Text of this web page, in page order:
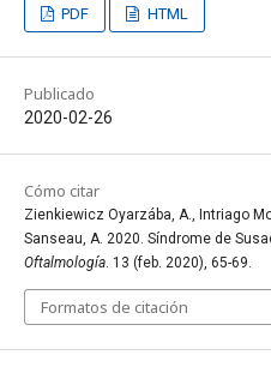
PDF HTML
Publicado
2020-02-26
Cómo citar
Zienkiewicz Oyarzába, A., Intriago
Sanseau, A. 2020. Síndrome de
Oftalmología . 13 (feb. 2020), 65-69.
Formatos de citación